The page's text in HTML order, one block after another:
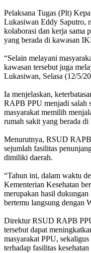
‎Pelaksana Tugas (Plt)
Lukasiwan Eddy Saputro,
kolaborasi dan kerja sama
yang berada di kawasan
‎“Selain melayani
kawasan tersebut juga
Lukasiwan, Selasa (12/5/
‎Ia menjelaskan,
RAPB PPU menjadi salah
masyarakat memilih
rumah sakit yang berada
‎Menurutnya, RSUD RAPB
sejumlah fasilitas
dimiliki daerah.
‎“Tahun ini, dalam waktu
Kementerian Kesehatan
merupakan hasil
bertemu langsung dengan
‎Direktur RSUD RAPB
tersebut dapat
masyarakat PPU,
terhadap fasilitas